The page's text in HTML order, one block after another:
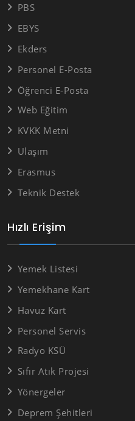
Hızlı Erişim
Yemek Listesi
Yemekhane Kart
Havuz Kart
Personel Servis
Radyo KSÜ
Sıfır Atık Projesi
Yönergeler
Deprem Şehitleri
PBS
EBYS
Ekders
Personel E-Posta
Öğrenci E-Posta
Web Eğitim
KVKK Metni
Ulaşım
Erasmus
Teknik Destek